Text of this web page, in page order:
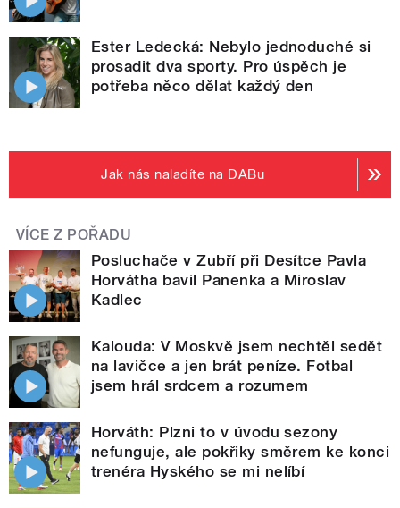
Ester Ledecká: Nebylo jednoduché si
prosadit dva sporty. Pro úspěch je
potřeba něco dělat každý den
Jak nás naladíte na DABu
VÍCE Z POŘADU
Posluchače v Zubří při Desítce Pavla
Horvátha bavil Panenka a Miroslav
Kadlec
Kalouda: V Moskvě jsem nechtěl sedět
na lavičce a jen brát peníze. Fotbal
jsem hrál srdcem a rozumem
Horváth: Plzni to v úvodu sezony
nefunguje, ale pokřiky směrem ke konci
trenéra Hyského se mi nelíbí